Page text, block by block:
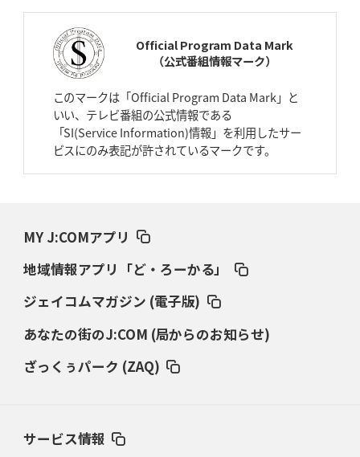
2026年4月9日(木)更新
スティーラーズ、名門復活の足音
2026年4月2日(木)更新
2026年3月26日(木)更新
AZ-COM丸和、リーグワンへ参入決定 「フィールド丸ごと計測機器」の
ダイナボアーズ、“逆輸入SO”三宅駿
「ニュージーランドのフレア（閃
2026年3月5日(木)更新
2026年2月19日(木)更新
Official Program Data Mark
（公式番組情報マーク）
このマークは「Official Program Data Mark」と
いい、テレビ番組の公式情報である
「SI(Service Information)情報」を利用したサー
ビスにのみ表記が許されているマークです。
MY J:COMアプリ
地域情報アプリ「ど・ろーかる」
ジェイコムマガジン (電子版)
あなたの街のJ:COM (局からのお知らせ)
ざっくぅパーク (ZAQ)
サービス情報